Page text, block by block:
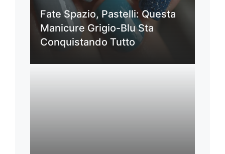
Fate Spazio, Pastelli: Questa
Manicure Grigio-Blu Sta
Conquistando Tutto